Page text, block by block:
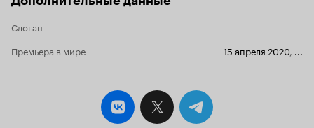
Городецкому пришлось у мясника на рынке
загустевшую, подмороженную...
И ничего...
Ничего не попишешь, ради здоровья
болезненного родственника приходится кого-
то основательно выпотрошить. Кровь
Слоган
—
Премьера в мире
15 апреля 2020,